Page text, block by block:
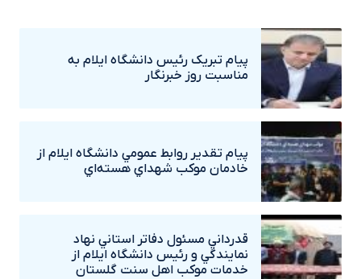
پيام تبريک رئيس دانشگاه ايلام به
مناسبت روز خبرنگار
پيام تقدير روابط عمومي دانشگاه ايلام از
خادمان موکب شهداي هسته‌اي
قدرداني مسئول دفاتر استاني نهاد
نمايندگي و رئيس دانشگاه ايلام از
خدمات موکب اهل سنت گلستان